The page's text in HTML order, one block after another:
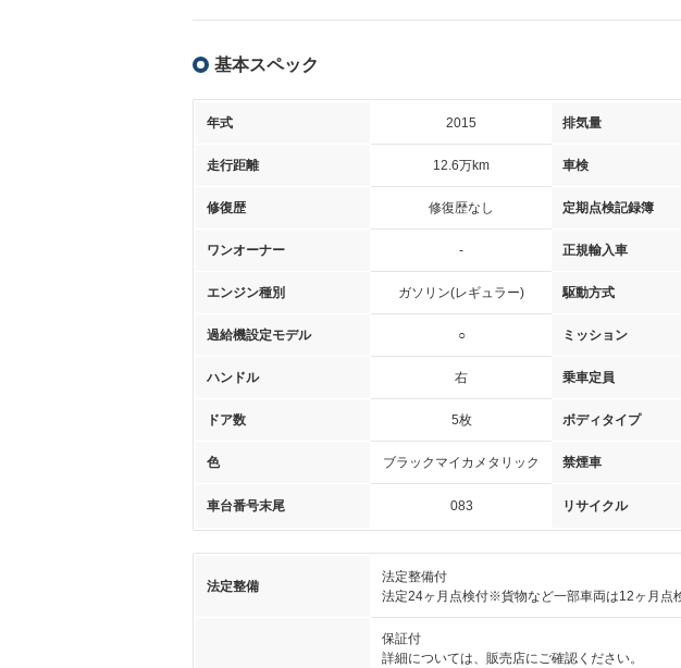
基本スペック
年式 2015 排気量
走行距離 12.6万km 車検
修復歴 修復歴なし 定期点検記録簿
ワンオーナー - 正規輸入車
エンジン種別 ガソリン(レギュラー) 駆動方式
過給機設定モデル ○ ミッション
ハンドル 右 乗車定員
ドア数 5枚 ボディタイプ
色 ブラックマイカメタリック 禁煙車
車台番号末尾 083 リサイクル
法定整備
法定整備付
法定24ヶ月点検付※貨物など一部車両は12ヶ月点
保証付
詳細については、販売店にご確認ください。